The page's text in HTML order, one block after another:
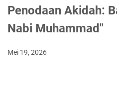
Penodaan Akidah:
Nabi Muhammad"
Mei 19, 2026